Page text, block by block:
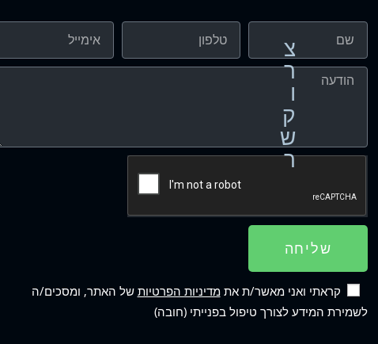
צ
ר
ו
ק
ש
ר
שליחה
קראתי ואני מאשר/ת אתמדיניות הפרטיות של האתר, ומסכים/ה
לשמירת המידע לצורך טיפול בפנייתי (חובה)